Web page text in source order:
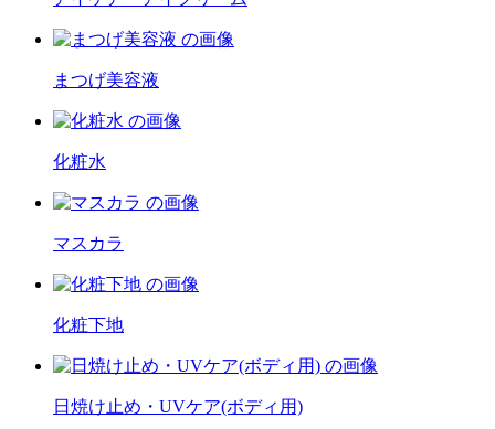
まつげ美容液
化粧水
マスカラ
化粧下地
日焼け止め・UVケア(ボディ用)